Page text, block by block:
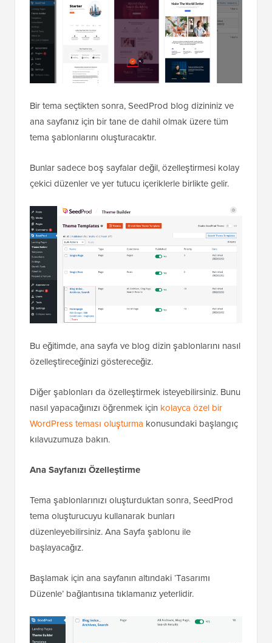
Bir tema seçtikten sonra, SeedProd blog dizininiz ve
ana sayfanız için bir tane de dahil olmak üzere tüm
tema şablonlarını oluşturacaktır.
Bunlar sadece boş sayfalar değil, özelleştirmesi kolay
çekici düzenler ve yer tutucu içeriklerle birlikte gelir.
Bu eğitimde, ana sayfa ve blog dizin şablonlarını nasıl
özelleştireceğinizi göstereceğiz.
Diğer şablonları da özelleştirmek isteyebilirsiniz. Bunu
nasıl yapacağınızı öğrenmek için kolayca özel bir
WordPress teması oluşturma konusundaki başlangıç
kılavuzumuza bakın.
Ana Sayfanızı Özelleştirme
Tema şablonlarınızı oluşturduktan sonra, SeedProd
tema oluşturucuyu kullanarak bunları
düzenleyebilirsiniz. Ana Sayfa şablonu ile
başlayacağız.
Başlamak için ana sayfanın altındaki ‘Tasarımı
Düzenle’ bağlantısına tıklamanız yeterlidir.